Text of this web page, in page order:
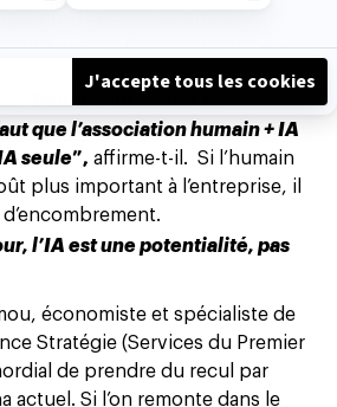
(comme comptable
ne pas les nommer) sont
“Pour qu’un métier ne
que l’association humain + IA
seule”, affirme-t-il. Si l’humain
plus important à l’entreprise, il
l’IA est une potentialité, pas
économiste et spécialiste de
Stratégie (Services du Premier
de prendre du recul par
actuel. Si l’on remonte dans le